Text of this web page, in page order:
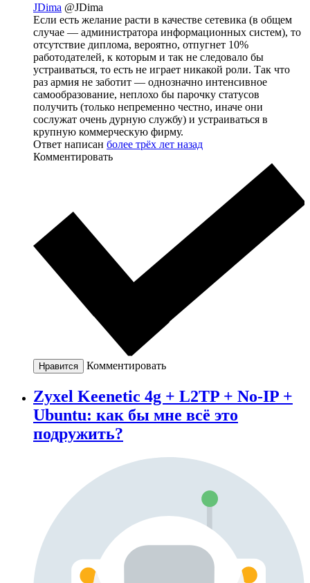
JDima @JDima
Если есть желание расти в качестве сетевика (в общем
случае — администратора информационных систем), то
отсутствие диплома, вероятно, отпугнет 10%
работодателей, к которым и так не следовало бы
устраиваться, то есть не играет никакой роли. Так что
раз армия не заботит — однозначно интенсивное
самообразование, неплохо бы парочку статусов
получить (только непременно честно, иначе они
сослужат очень дурную службу) и устраиваться в
крупную коммерческую фирму.
Ответ написан более трёх лет назад
Комментировать
Нравится Комментировать
Zyxel Keenetic 4g + L2TP + No-IP +
Ubuntu: как бы мне всё это
подружить?